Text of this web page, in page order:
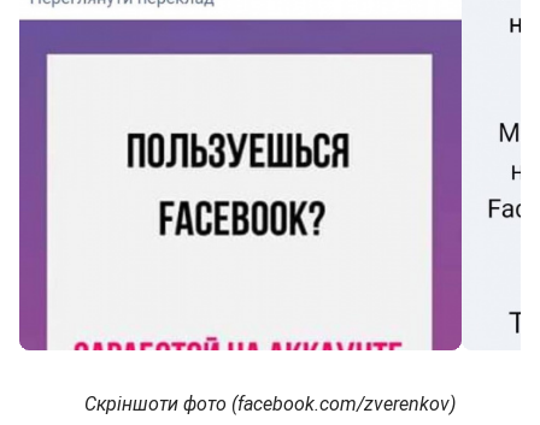
Скріншоти фото (facebook.com/zverenkov)